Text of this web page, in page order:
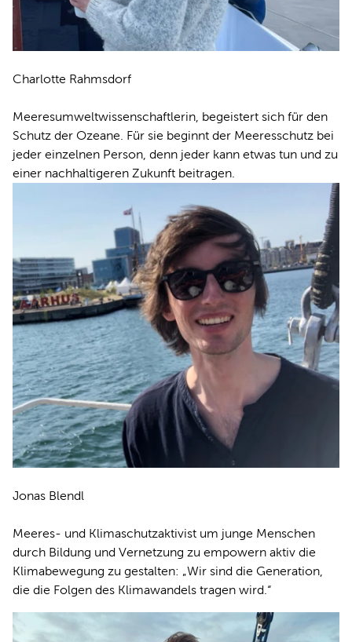
Charlotte Rahmsdorf
Meeresumweltwissenschaftlerin, begeistert sich für den
Schutz der Ozeane. Für sie beginnt der Meeresschutz bei
jeder einzelnen Person, denn jeder kann etwas tun und zu
einer nachhaltigeren Zukunft beitragen.
Jonas Blendl
Meeres- und Klimaschutzaktivist um junge Menschen
durch Bildung und Vernetzung zu empowern aktiv die
Klimabewegung zu gestalten: „Wir sind die Generation,
die die Folgen des Klimawandels tragen wird.“